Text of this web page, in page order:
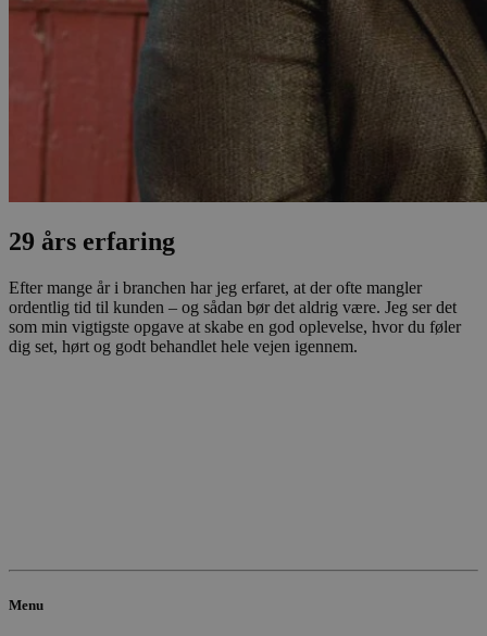
29 års erfaring
Efter mange år i branchen har jeg erfaret, at der ofte mangler
ordentlig tid til kunden – og sådan bør det aldrig være. Jeg ser det
som min vigtigste opgave at skabe en god oplevelse, hvor du føler
dig set, hørt og godt behandlet hele vejen igennem.
Menu